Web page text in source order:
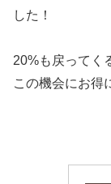
した！
20%も戻ってく
この機会にお得